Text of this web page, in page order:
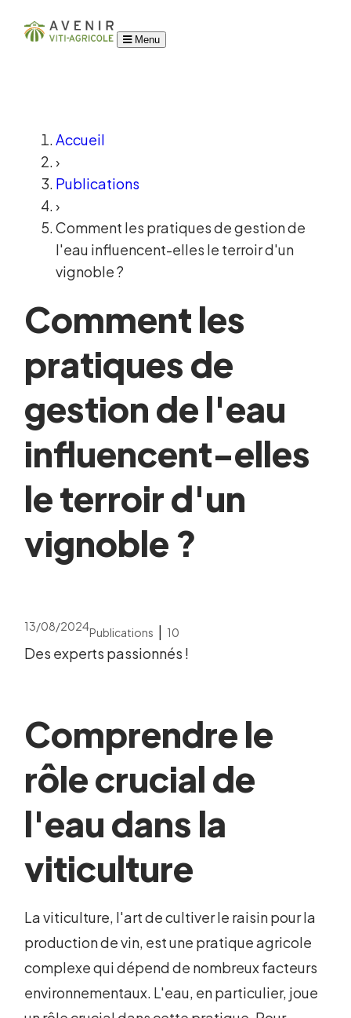
Menu
Accueil
›
Publications
›
Comment les pratiques de gestion de
l'eau influencent-elles le terroir d'un
vignoble ?
Comment les
pratiques de
gestion de l'eau
influencent-elles
le terroir d'un
vignoble ?
13/08/2024Publications | 10
Des experts passionnés !
Comprendre le
rôle crucial de
l'eau dans la
viticulture
La viticulture, l'art de cultiver le raisin pour la
production de vin, est une pratique agricole
complexe qui dépend de nombreux facteurs
environnementaux. L'eau, en particulier, joue